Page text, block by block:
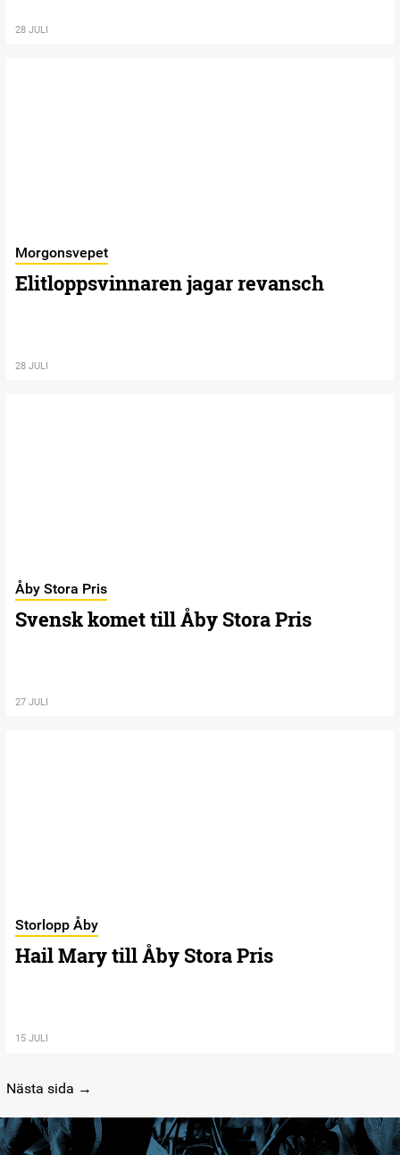
28 JULI
Morgonsvepet
Elitloppsvinnaren jagar revansch
28 JULI
Åby Stora Pris
Svensk komet till Åby Stora Pris
27 JULI
Storlopp Åby
Hail Mary till Åby Stora Pris
15 JULI
Nästa sida →